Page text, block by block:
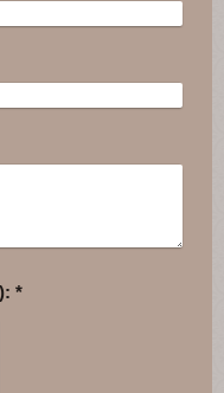
Captcha (Spam-Schutz-Code): *